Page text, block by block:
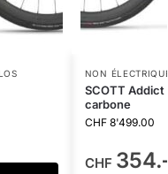
NON
SCOTT Addict
carbone
CHF8'499.00
CHF